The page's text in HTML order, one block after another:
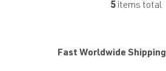
L
i
5items total
Fast Worldwide Shipping